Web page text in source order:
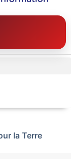
la Terre